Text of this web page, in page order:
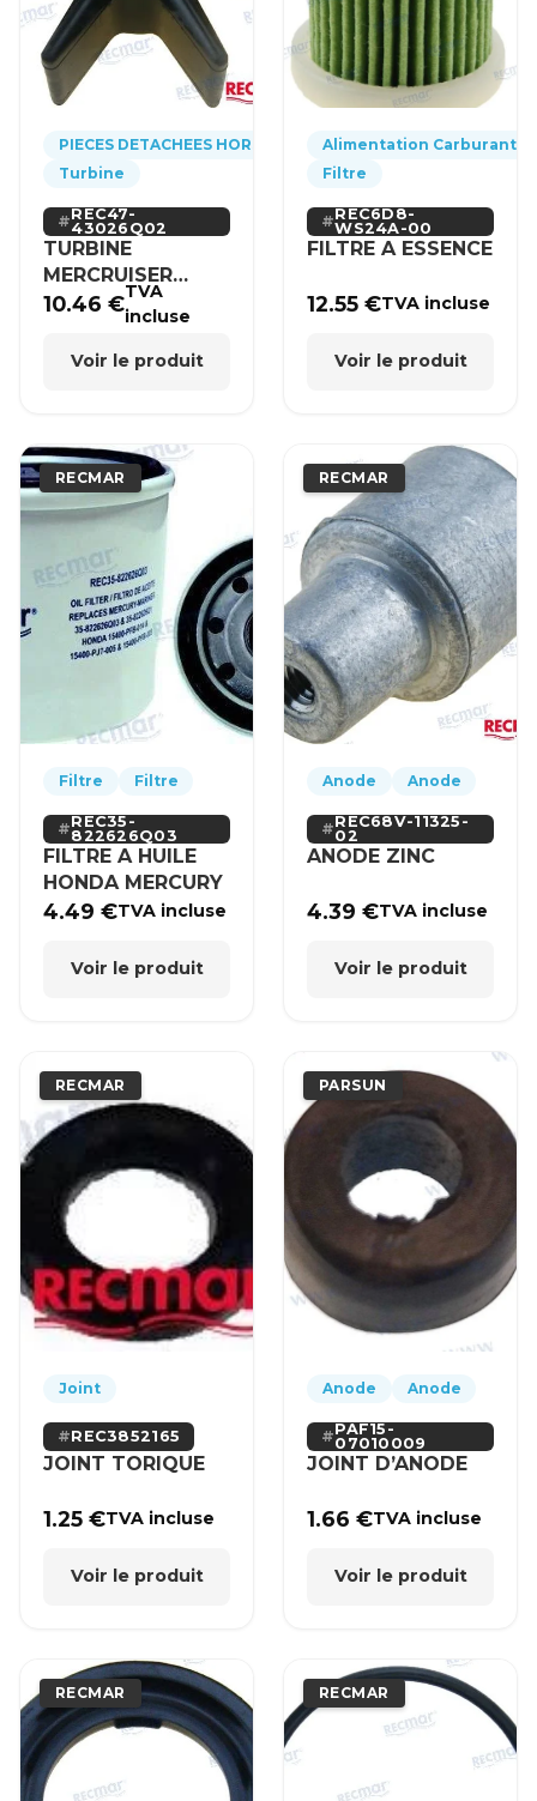
PIECES DETACHEES HORS-BORD
Turbine
REC47-
43026Q02
TURBINE
MERCRUISER
MERCURY BRP
10.46€TVA
incluse
Voir le produit
Alimentation Carburant
Filtre
REC6D8-
WS24A-00
FILTRE A ESSENCE
12.55€TVA incluse
Voir le produit
RECMAR
Filtre Filtre
REC35-
822626Q03
FILTRE A HUILE
HONDA MERCURY
4.49€TVA incluse
Voir le produit
RECMAR
Anode Anode
REC68V-11325-
02
ANODE ZINC
4.39€TVA incluse
Voir le produit
RECMAR
Joint
REC3852165
JOINT TORIQUE
1.25€TVA incluse
Voir le produit
PARSUN
Anode Anode
PAF15-
07010009
JOINT D’ANODE
1.66€TVA incluse
Voir le produit
RECMAR RECMAR